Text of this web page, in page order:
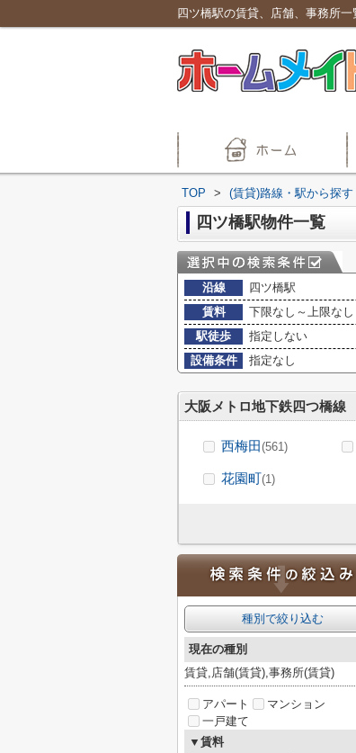
TOP > (賃貸)路線・駅から探す
四ツ橋駅物件一覧
沿線
四ツ橋駅
賃料
下限なし～上限なし
駅徒歩
指定しない
設備条件
指定なし
大阪メトロ地下鉄四つ橋線
西梅田(561)
花園町(1)
種別で絞り込む
現在の種別
賃貸,店舗(賃貸),事務所(賃貸)
アパート
マンション
一戸建て
▼賃料